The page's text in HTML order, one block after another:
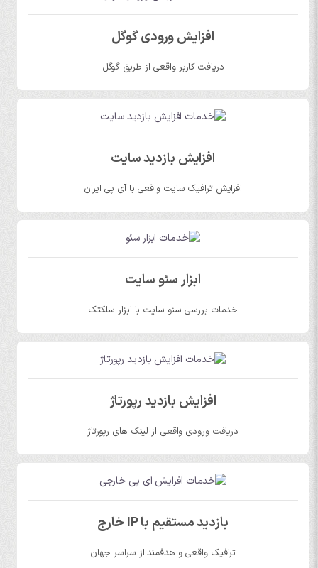
افزایش ورودی گوگل
دریافت کاربر واقعی از طریق گوگل
افزایش بازدید سایت
افزایش ترافیک سایت واقعی با آی پی ایران
ابزار سئو سایت
خدمات بررسی سئو سایت با ابزار سلکتک
افزایش بازدید رپورتاژ
دریافت ورودی واقعی از لینک های رپورتاژ
بازدید مستقیم با IP خارج
ترافیک واقعی و هدفمند از سراسر جهان